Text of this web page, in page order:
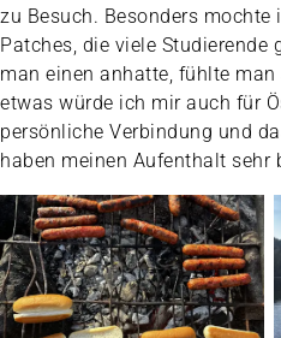
zu Besuch. Besonders
Patches, die viele Studierende
man einen anhatte, fühlte
etwas würde ich mir auch für
persönliche Verbindung und
haben meinen Aufenthalt sehr